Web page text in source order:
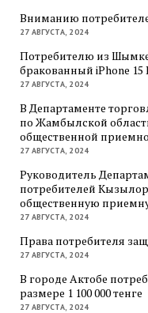
Вниманию
27 АВГУСТА, 2024
Потребителю из
бракованный iPhone 15
27 АВГУСТА, 2024
В Департаменте
по Жамбылской
общественной
27 АВГУСТА, 2024
Руководитель
потребителей
общественную
27 АВГУСТА, 2024
Права потребителя
27 АВГУСТА, 2024
В городе Актобе
размере 1 100 000 тенге
27 АВГУСТА, 2024